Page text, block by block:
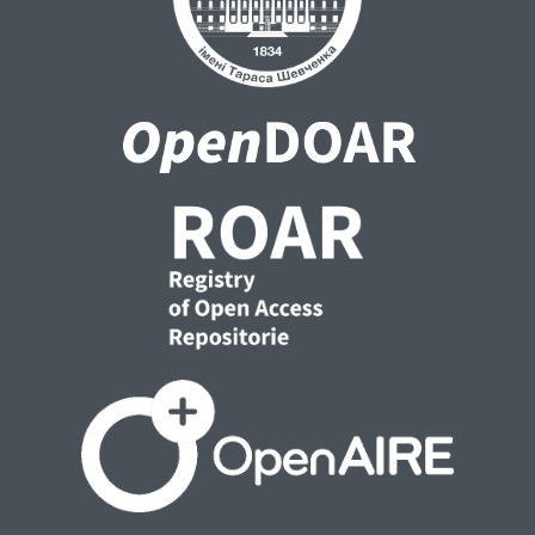
обвинувачення прийняття пропозиції,
обіцянки або одержання неправомірної
вигоди службовою особою у досудовому
взаємозалежних і взаємопов’язаних
елементів: зовнішніх і внутрішніх.
складають єдиний та цілісний процес: 1)
отримання доказів; 2) використання
отриманих доказів. Внутрішніми
елементами є: об’єкт, предмет, мета,
завдання, засоби, суб’єкт, результат.
доказування прийняття пропозиції,
обіцянки або одержання неправомірної
вигоди службовою особою у досудовому
розслідуванні – це слідчий (детектив),
прокурор, які залежно від статусу